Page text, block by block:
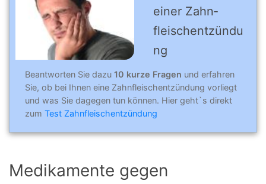
einer Zahn­
fleischentzündu
ng
Beantworten Sie dazu 10 kurze Fragen und erfahren
Sie, ob bei Ihnen eine Zahnfleischentzündung vorliegt
und was Sie dagegen tun können. Hier geht`s direkt
zum Test Zahnfleischentzündung
Medikamente gegen